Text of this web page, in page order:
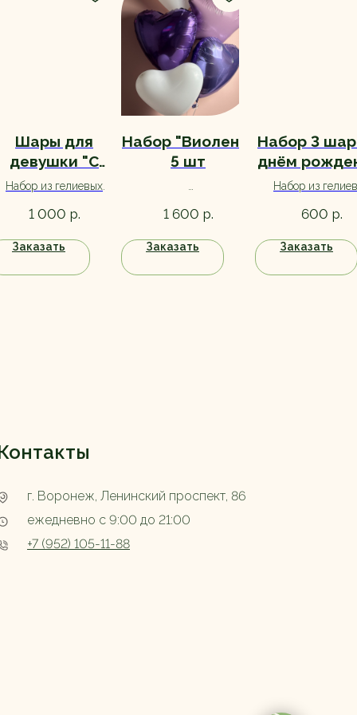
Шары для
девушки "С
Рождения"
Набор из гелиевых
для долгого полета.
1 000 р.
Заказать
Набор "Виолент"
5 шт
шариков с обработкой
составе также
фольгированные шары
1 600 р.
Заказать
Набор 3
днём
Набор из
для долгого
600 р.
Заказать
г. Воронеж, Ленинский проспект, 86
+7 (952) 105-11-88
ежедневно с 9:00 до 21:00